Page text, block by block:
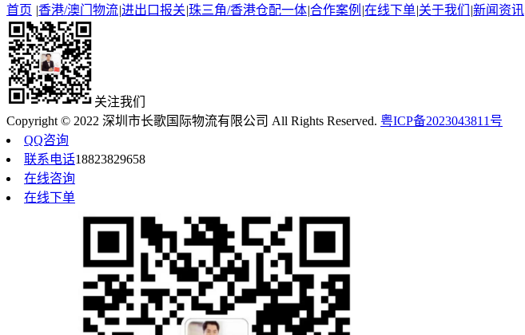
首页 |香港/澳门物流|进出口报关|珠三角/香港仓配一体|合作案例 |在线下单|关于我们 |新闻资讯
关注我们
Copyright © 2022 深圳市长歌国际物流有限公司 All Rights Reserved. 粤ICP备2023043811号
QQ咨询
联系电话18823829658
在线咨询
在线下单